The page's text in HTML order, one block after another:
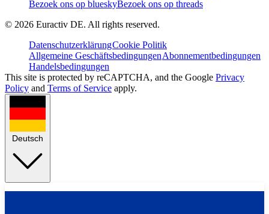
Bezoek ons op blueskyBezoek ons op threads
© 2026 Euractiv DE. All rights reserved.
DatenschutzerklärungCookie Politik
Allgemeine GeschäftsbedingungenAbonnementbedingungen
Handelsbedingungen
This site is protected by reCAPTCHA, and the Google Privacy
Policy and Terms of Service apply.
Deutsch